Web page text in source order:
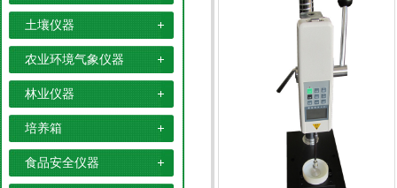
土壤仪器
农业环境气象仪器
林业仪器
培养箱
食品安全仪器